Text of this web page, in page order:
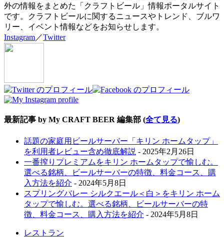
外の情報をまとめた「クラフトビール」情報ポータルサイト
です。クラフトビールに関するニュースやトレンド、ブルワ
リー、イベント情報などをお知らせします。
Instagram／Twitter
最新記事 by My CRAFT BEER 編集部 (全て見る)
話題の家庭用ビールサーバー「キリン ホームタップ」
を利用者レビュー含め徹底解説 - 2025年2月26日
一番搾りプレミアムをキリン ホームタップで愉しむ。
選べる銘柄、ビールサーバーの特徴、料金コース、購
入方法を紹介 - 2024年5月8日
スプリングバレー シルクエール＜白＞をキリン ホーム
タップで愉しむ。選べる銘柄、ビールサーバーの特
徴、料金コース、購入方法を紹介 - 2024年5月8日
レストラン